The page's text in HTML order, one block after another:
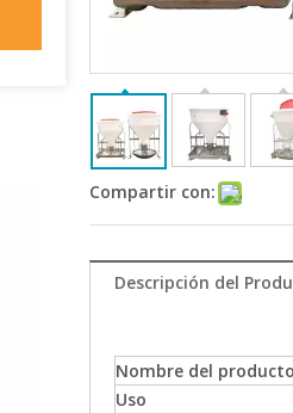
Compartir con:
Descripción del
Nombre del producto
Uso